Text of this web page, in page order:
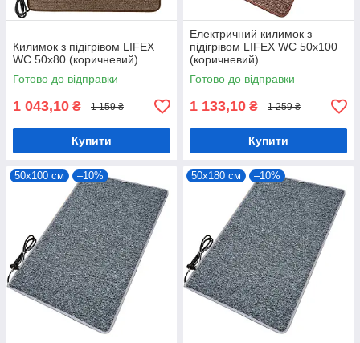
Килимок з підігрівом LIFEX
WC 50х80 (коричневий)
Готово до відправки
1 043,10 ₴ 1 159 ₴
Купити
Електричний килимок з
підігрівом LIFEX WC 50х100
(коричневий)
Готово до відправки
1 133,10 ₴ 1 259 ₴
Купити
50х100 см –10% 50х180 см –10%